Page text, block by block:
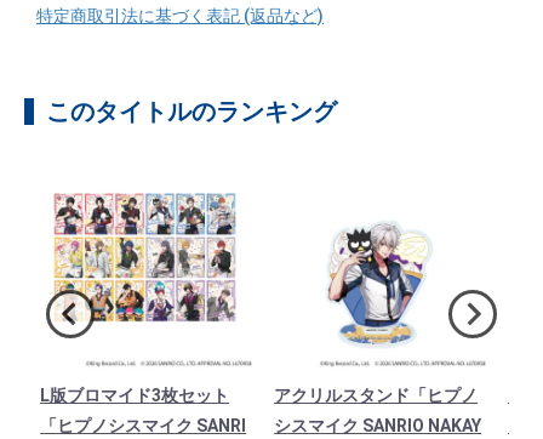
特定商取引法に基づく表記 (返品など)
このタイトルのランキング
L版ブロマイド3枚セット
「ヒプノシスマイク SANRI
アクリルスタンド「ヒプノ
シスマイク SANRIO NAKAY